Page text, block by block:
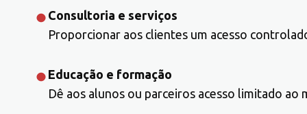
Consultoria e serviços
Proporcionar aos clientes um acesso
Educação e formação
Dê aos alunos ou parceiros acesso limitado